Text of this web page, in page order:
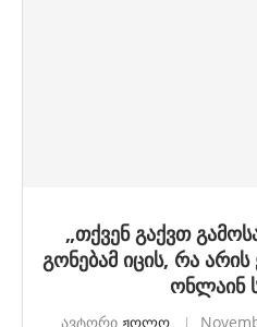
„თქვენ გაქვთ
გონებამ იცის, რა
ონლაინ
ავტორი ჟოლო